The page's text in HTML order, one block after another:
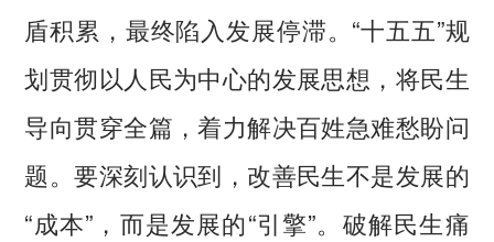
盾积累，最终陷入发展停滞。“十五五”规
划贯彻以人民为中心的发展思想，将民生
导向贯穿全篇，着力解决百姓急难愁盼问
题。要深刻认识到，改善民生不是发展的
“成本”，而是发展的“引擎”。破解民生痛